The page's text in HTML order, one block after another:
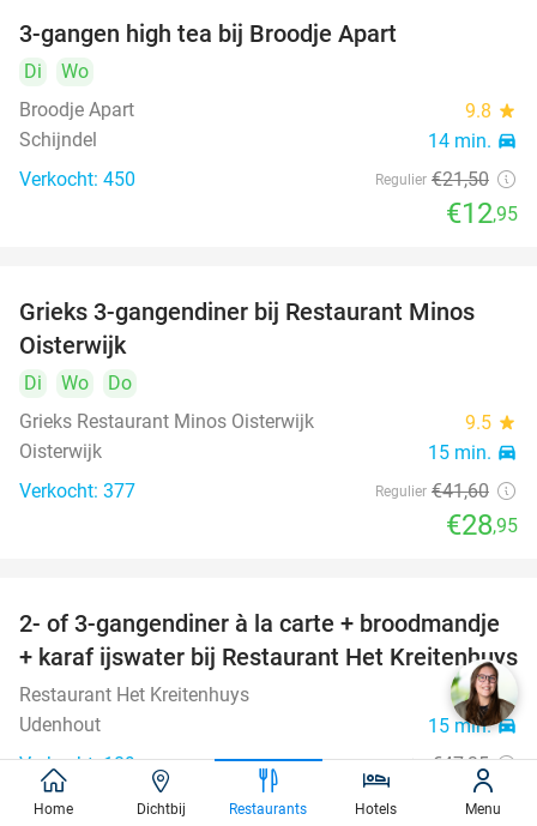
3-gangen high tea bij Broodje Apart
Di
Wo
Broodje Apart
9.8 star
Schijndel 14 min. directions_car
Verkocht: 450 Regulier €21,50
€12,95
30%
Grieks 3-gangendiner bij Restaurant Minos
Oisterwijk
Di Wo
Do
Grieks Restaurant Minos Oisterwijk
9.5 star
Oisterwijk 15 min. directions_car
Verkocht: 377 Regulier €41,60
€28,95
38%
2- of 3-gangendiner à la carte + broodmandje
+ karaf ijswater bij Restaurant Het Kreitenhuys
Restaurant Het Kreitenhuys 9.3star
Udenhout 15 min.directions_car
Verkocht: 189 Regulier €47,35
€29
Home Dichtbij Restaurants Hotels Menu